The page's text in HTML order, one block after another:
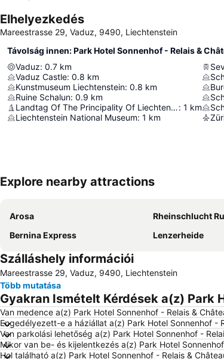
Elhelyezkedés
Mareestrasse 29, Vaduz, 9490, Liechtenstein
Távolság innen: Park Hotel Sonnenhof - Relais &
Vaduz: 0.7 km
Vaduz Castle: 0.8 km
Kunstmuseum Liechtenstein: 0.8 km
Ruine Schalun: 0.9 km
Landtag Of The Principality Of Liechtenstein: 1 km
Liechtenstein National Museum: 1 km
Explore nearby attractions
Arosa Rheinschlucht
Bernina Express
Lenzerheide
Szálláshely információi
Mareestrasse 29, Vaduz, 9490, Liechtenstein
Több mutatása
Gyakran Ismételt Kérdések a(z) Park
Van medence a(z) Park Hotel Sonnenhof - Relais &
Engedélyezett-e a háziállat a(z) Park Hotel Sonnenhof -
Van parkolási lehetőség a(z) Park Hotel Sonnenhof -
Mikor van be- és kijelentkezés a(z) Park Hotel
Hol található a(z) Park Hotel Sonnenhof - Relais &